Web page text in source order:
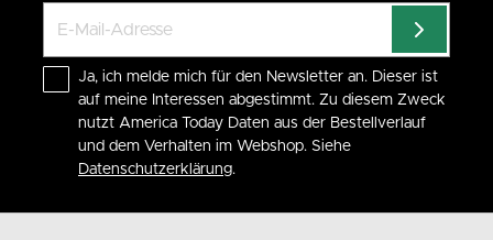
Ja, ich melde mich für den Newsletter an. Dieser ist
auf meine Interessen abgestimmt. Zu diesem Zweck
nutzt America Today Daten aus der Bestellverlauf
und dem Verhalten im Webshop. Siehe
Datenschutzerklärung.